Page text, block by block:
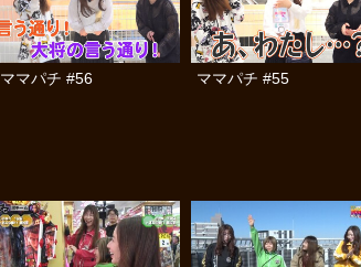
ママパチ #56 ママパチ #55